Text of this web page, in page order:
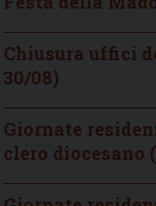
Chiusura uffici
30/08)
Giornate
clero diocesano